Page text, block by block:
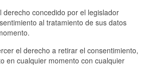
concedido por el legislador
al tratamiento de sus datos
el derecho a retirar el consentimiento,
en cualquier momento con cualquier